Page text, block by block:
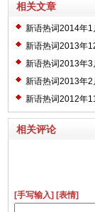
相关文章
新语热词2014年1
新语热词2013年
新语热词2013年3
新语热词2013年2
新语热词2012年
相关评论
[手写输入] [表情]